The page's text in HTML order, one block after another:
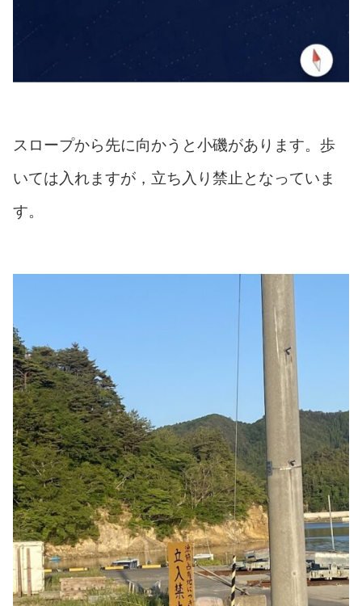
スロープから先に向かうと小磯があります。歩
いては入れますが，立ち入り禁止となっていま
す。